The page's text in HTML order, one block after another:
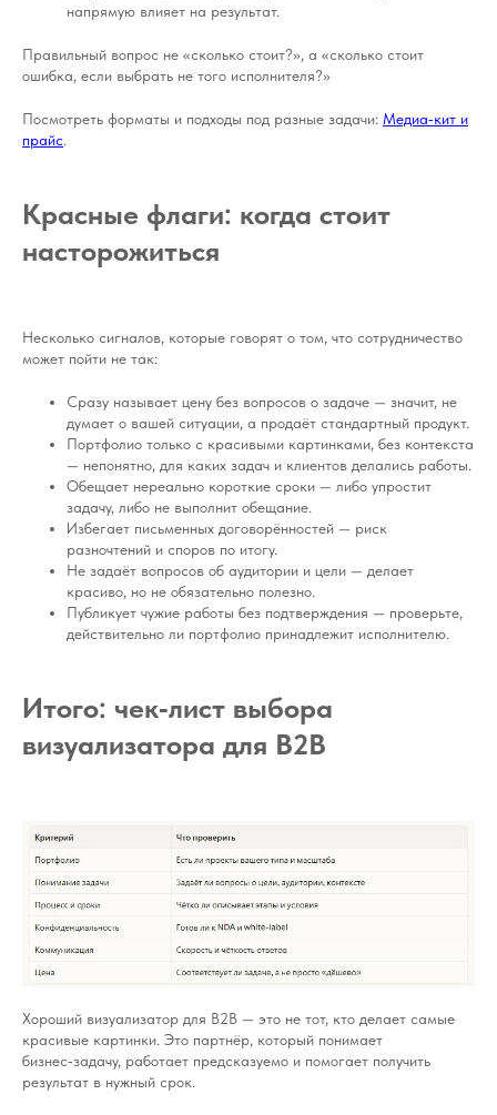
напрямую влияет на результат.
Правильный вопрос не «сколько стоит?», а «сколько стоит
ошибка, если выбрать не того исполнителя?»
Посмотреть форматы и подходы под разные задачи: Медиа‑кит и
прайс.
Красные флаги: когда стоит
насторожиться
Несколько сигналов, которые говорят о том, что сотрудничество
может пойти не так:
Сразу называет цену без вопросов о задаче — значит, не
думает о вашей ситуации, а продаёт стандартный продукт.
Портфолио только с красивыми картинками, без контекста
— непонятно, для каких задач и клиентов делались работы.
Обещает нереально короткие сроки — либо упростит
задачу, либо не выполнит обещание.
Избегает письменных договорённостей — риск
разночтений и споров по итогу.
Не задаёт вопросов об аудитории и цели — делает
красиво, но не обязательно полезно.
Публикует чужие работы без подтверждения — проверьте,
действительно ли портфолио принадлежит исполнителю.
Итого: чек‑лист выбора
визуализатора для B2B
Хороший визуализатор для B2B — это не тот, кто делает самые
красивые картинки. Это партнёр, который понимает
бизнес‑задачу, работает предсказуемо и помогает получить
результат в нужный срок.